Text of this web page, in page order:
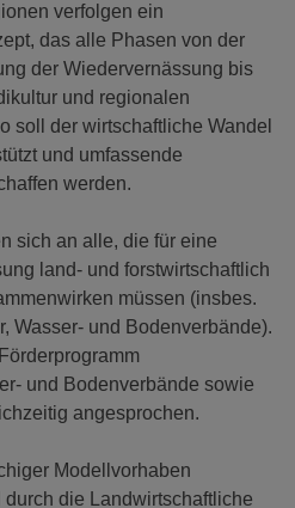
verfolgen ein
das alle Phasen von der
der Wiedervernässung bis
und regionalen
soll der wirtschaftliche Wandel
und umfassende
werden.
sich an alle, die für eine
land- und forstwirtschaftlich
müssen (insbes.
Wasser- und Bodenverbände).
und Bodenverbände sowie
angesprochen.
Modellvorhaben
die Landwirtschaftliche